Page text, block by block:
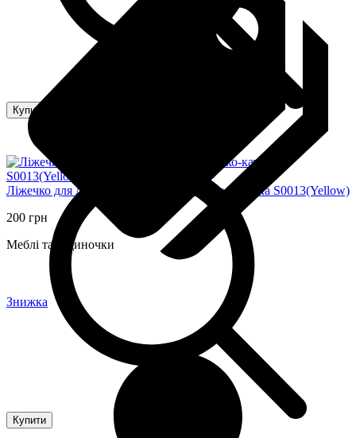
Ліжечко для ляльок Барбі S0013 ліжечко-качалка S0013(Yellow)
200 грн
Меблі та будиночки
Купити
Купити
Знижка